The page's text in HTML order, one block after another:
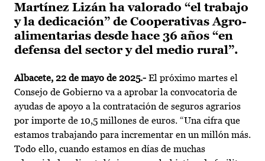
Martínez Lizán ha valorado “el trabajo
y la dedicación” de Cooperativas Agro-
alimentarias desde hace 36 años “en
defensa del sector y del medio rural”.
Albacete, 22 de mayo de 2025.- El próximo martes el
Consejo de Gobierno va a aprobar la convocatoria de
ayudas de apoyo a la contratación de seguros agrarios
por importe de 10,5 millones de euros. “Una cifra que
estamos trabajando para incrementar en un millón más.
Todo ello, cuando estamos en días de muchas